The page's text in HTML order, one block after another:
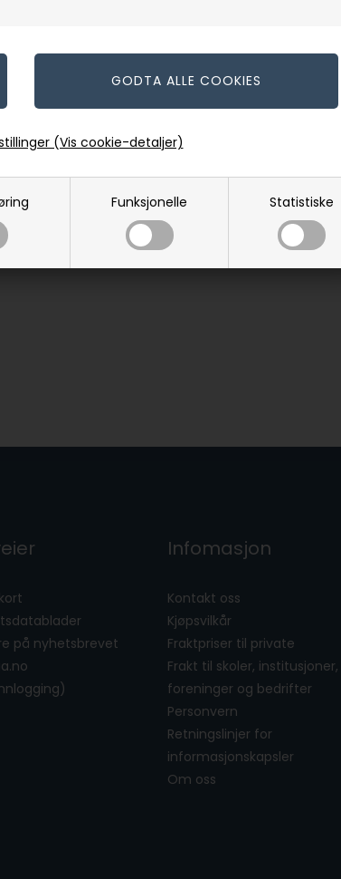
Funksjonelle Statistiske
(Vis cookie-detaljer)
på nyhetsbrevet
Infomasjon
Kontakt oss
Kjøpsvilkår
Fraktpriser til private
Frakt til skoler, institusjoner,
foreninger og bedrifter
Personvern
Retningslinjer for
informasjonskapsler
Om oss